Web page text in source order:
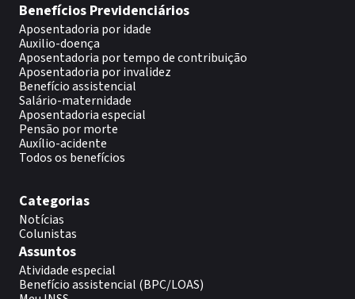
Benefícios Previdenciários
Aposentadoria por idade
Auxilio-doença
Aposentadoria por tempo de contribuição
Aposentadoria por invalidez
Benefício assistencial
Salário-maternidade
Aposentadoria especial
Pensão por morte
Auxílio-acidente
Todos os benefícios
Categorias
Notícias
Colunistas
Assuntos
Atividade especial
Benefício assistencial (BPC/LOAS)